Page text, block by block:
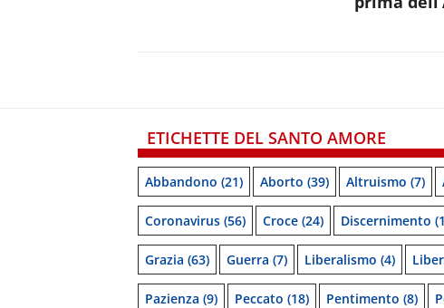
ETICHETTE DEL SANTO AMORE
Abbandono (21) Aborto (39) Altruismo (7)
Coronavirus (56) Croce (24) Discernimento
Grazia (63) Guerra (7) Liberalismo (4)
Pazienza (9) Peccato (18) Pentimento (8)